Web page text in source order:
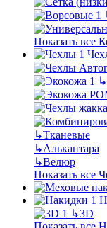
Показать все
↳
↳Тканевые
↳Алькантара
↳Велюр
Показать все
↳3D